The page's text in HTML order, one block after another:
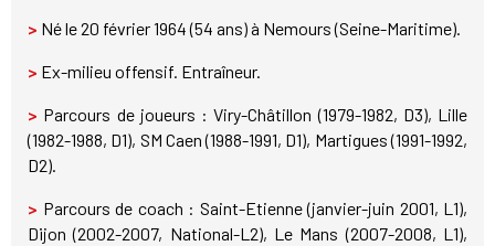
> Né le 20 février 1964 (54 ans) à Nemours (Seine-Maritime).
> Ex-milieu offensif. Entraîneur.
> Parcours de joueurs : Viry-Châtillon (1979-1982, D3), Lille
(1982-1988, D1), SM Caen (1988-1991, D1), Martigues (1991-1992,
D2).
> Parcours de coach : Saint-Etienne (janvier-juin 2001, L1),
Dijon (2002-2007, National-L2), Le Mans (2007-2008, L1),